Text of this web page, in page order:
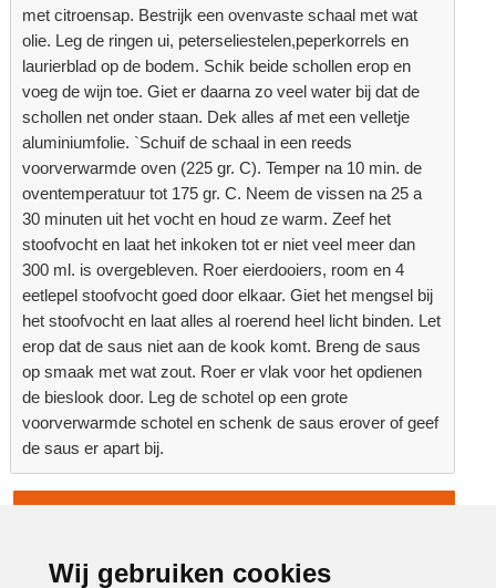
Wij gebruiken cookies
met citroensap. Bestrijk een ovenvaste schaal met wat
olie. Leg de ringen ui, peterseliestelen,peperkorrels en
laurierblad op de bodem. Schik beide schollen erop en
voeg de wijn toe. Giet er daarna zo veel water bij dat de
schollen net onder staan. Dek alles af met een velletje
aluminiumfolie. `Schuif de schaal in een reeds
voorverwarmde oven (225 gr. C). Temper na 10 min. de
oventemperatuur tot 175 gr. C. Neem de vissen na 25 a
30 minuten uit het vocht en houd ze warm. Zeef het
stoofvocht en laat het inkoken tot er niet veel meer dan
300 ml. is overgebleven. Roer eierdooiers, room en 4
eetlepel stoofvocht goed door elkaar. Giet het mengsel bij
het stoofvocht en laat alles al roerend heel licht binden. Let
erop dat de saus niet aan de kook komt. Breng de saus
op smaak met wat zout. Roer er vlak voor het opdienen
de bieslook door. Leg de schotel op een grote
voorverwarmde schotel en schenk de saus erover of geef
de saus er apart bij.
Advertentie: